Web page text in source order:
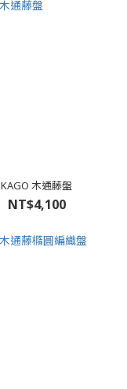
KAGO 木通藤盤
NT$4,100